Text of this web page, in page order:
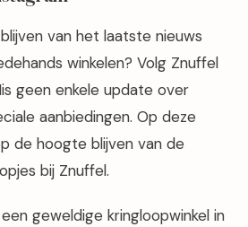
van het laatste nieuws
winkelen? Volg Znuffel
geen enkele update over
aanbiedingen. Op deze
de hoogte blijven van de
bij Znuffel.
geweldige kringloopwinkel in